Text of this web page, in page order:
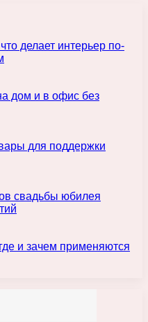
делает интерьер по-
дом и в офис без
для поддержки
свадьбы юбилея
и зачем применяются